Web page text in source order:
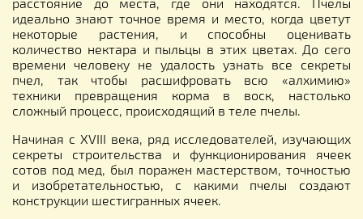
идеально знают точное время и место, когда цветут
некоторые растения, и способны оценивать
количество нектара и пыльцы в этих цветах. До сего
времени человеку не удалость узнать все секреты
пчел, так чтобы расшифровать всю «алхимию»
техники превращения корма в воск, настолько
сложный процесс, происходящий в теле пчелы.
Начиная с XVIII века, ряд исследователей, изучающих
секреты строительства и функционирования ячеек
сотов под мед, был поражен мастерством, точностью
и изобретательностью, с какими пчелы создают
конструкции шестигранных ячеек.